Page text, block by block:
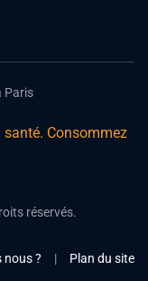
Paris
santé. Consommez
réservés.
nous ? | Plan du site